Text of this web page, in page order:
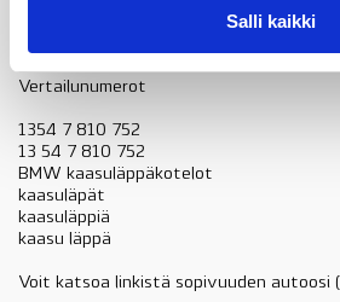
Salli kaikki
Vertailunumerot
1354 7 810 752
13 54 7 810 752
BMW kaasuläppäkotelot
kaasuläpät
kaasuläppiä
kaasu läppä
Voit katsoa linkistä sopivuuden autoosi (